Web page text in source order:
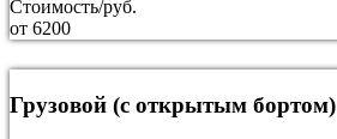
Стоимость/руб.
от 6200
Грузовой (с открытым бортом)